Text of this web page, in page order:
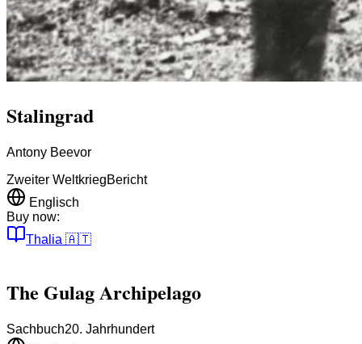
Stalingrad
Antony Beevor
Zweiter WeltkriegBericht
Englisch
Buy now:
Thalia 🇦🇹
The Gulag Archipelago
Sachbuch20. Jahrhundert